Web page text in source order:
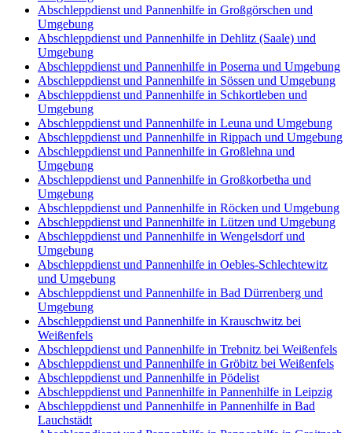
Abschleppdienst und Pannenhilfe in Großgörschen und
Umgebung
Abschleppdienst und Pannenhilfe in Dehlitz (Saale) und
Umgebung
Abschleppdienst und Pannenhilfe in Poserna und Umgebung
Abschleppdienst und Pannenhilfe in Sössen und Umgebung
Abschleppdienst und Pannenhilfe in Schkortleben und
Umgebung
Abschleppdienst und Pannenhilfe in Leuna und Umgebung
Abschleppdienst und Pannenhilfe in Rippach und Umgebung
Abschleppdienst und Pannenhilfe in Großlehna und
Umgebung
Abschleppdienst und Pannenhilfe in Großkorbetha und
Umgebung
Abschleppdienst und Pannenhilfe in Röcken und Umgebung
Abschleppdienst und Pannenhilfe in Lützen und Umgebung
Abschleppdienst und Pannenhilfe in Wengelsdorf und
Umgebung
Abschleppdienst und Pannenhilfe in Oebles-Schlechtewitz
und Umgebung
Abschleppdienst und Pannenhilfe in Bad Dürrenberg und
Umgebung
Abschleppdienst und Pannenhilfe in Krauschwitz bei
Weißenfels
Abschleppdienst und Pannenhilfe in Trebnitz bei Weißenfels
Abschleppdienst und Pannenhilfe in Gröbitz bei Weißenfels
Abschleppdienst und Pannenhilfe in Pödelist
Abschleppdienst und Pannenhilfe in Pannenhilfe in Leipzig
Abschleppdienst und Pannenhilfe in Pannenhilfe in Bad
Lauchstädt